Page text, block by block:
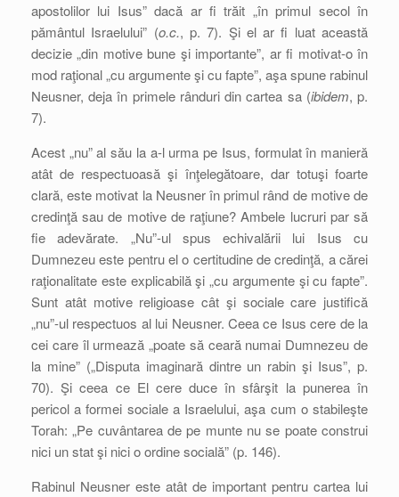
apostolilor lui Isus” dacă ar fi trăit „în primul secol în
pământul Israelului” (o.c., p. 7). Şi el ar fi luat această
decizie „din motive bune şi importante”, ar fi motivat-o în
mod raţional „cu argumente şi cu fapte”, aşa spune rabinul
Neusner, deja în primele rânduri din cartea sa (ibidem, p.
7).
Acest „nu” al său la a-l urma pe Isus, formulat în manieră
atât de respectuoasă şi înţelegătoare, dar totuşi foarte
clară, este motivat la Neusner în primul rând de motive de
credinţă sau de motive de raţiune? Ambele lucruri par să
fie adevărate. „Nu”-ul spus echivalării lui Isus cu
Dumnezeu este pentru el o certitudine de credinţă, a cărei
raţionalitate este explicabilă şi „cu argumente şi cu fapte”.
Sunt atât motive religioase cât şi sociale care justifică
„nu”-ul respectuos al lui Neusner. Ceea ce Isus cere de la
cei care îl urmează „poate să ceară numai Dumnezeu de
la mine” („Disputa imaginară dintre un rabin şi Isus”, p.
70). Şi ceea ce El cere duce în sfârşit la punerea în
pericol a formei sociale a Israelului, aşa cum o stabileşte
Torah: „Pe cuvântarea de pe munte nu se poate construi
nici un stat şi nici o ordine socială” (p. 146).
Rabinul Neusner este atât de important pentru cartea lui